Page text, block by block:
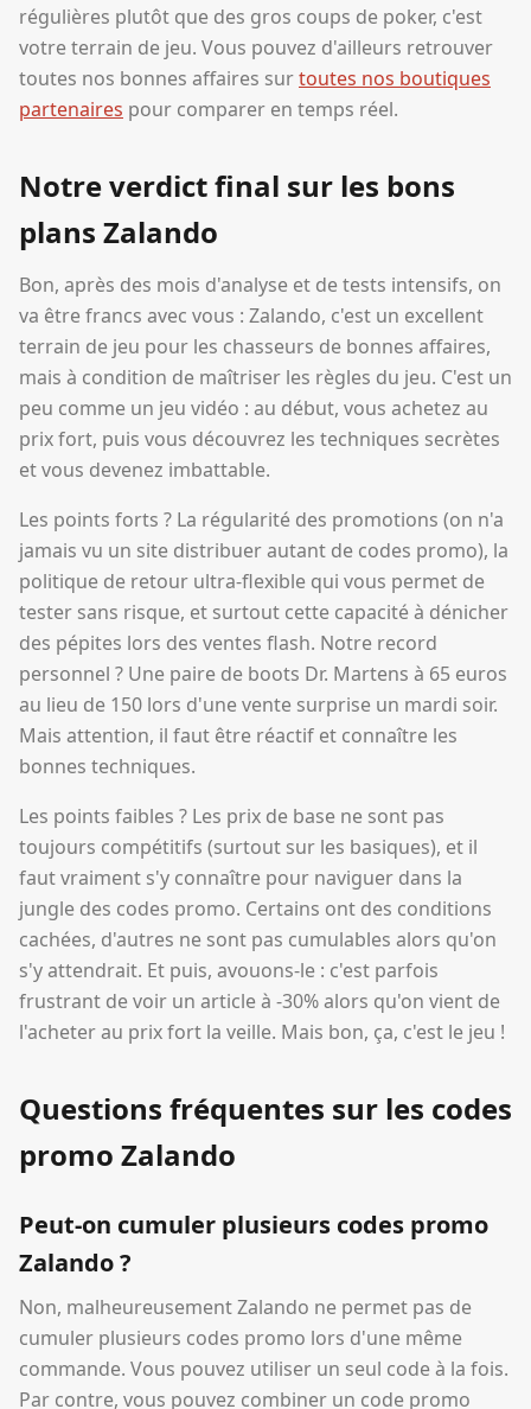
régulières plutôt que des gros coups de poker, c'est
votre terrain de jeu. Vous pouvez d'ailleurs retrouver
toutes nos bonnes affaires surtoutes nos boutiques
partenaires pour comparer en temps réel.
Notre verdict final sur les bons
plans Zalando
Bon, après des mois d'analyse et de tests intensifs, on
va être francs avec vous : Zalando, c'est un excellent
terrain de jeu pour les chasseurs de bonnes affaires,
mais à condition de maîtriser les règles du jeu. C'est un
peu comme un jeu vidéo : au début, vous achetez au
prix fort, puis vous découvrez les techniques secrètes
et vous devenez imbattable.
Les points forts ? La régularité des promotions (on n'a
jamais vu un site distribuer autant de codes promo), la
politique de retour ultra-flexible qui vous permet de
tester sans risque, et surtout cette capacité à dénicher
des pépites lors des ventes flash. Notre record
personnel ? Une paire de boots Dr. Martens à 65 euros
au lieu de 150 lors d'une vente surprise un mardi soir.
Mais attention, il faut être réactif et connaître les
bonnes techniques.
Les points faibles ? Les prix de base ne sont pas
toujours compétitifs (surtout sur les basiques), et il
faut vraiment s'y connaître pour naviguer dans la
jungle des codes promo. Certains ont des conditions
cachées, d'autres ne sont pas cumulables alors qu'on
s'y attendrait. Et puis, avouons-le : c'est parfois
frustrant de voir un article à -30% alors qu'on vient de
l'acheter au prix fort la veille. Mais bon, ça, c'est le jeu !
Questions fréquentes sur les codes
promo Zalando
Peut-on cumuler plusieurs codes promo
Zalando ?
Non, malheureusement Zalando ne permet pas de
cumuler plusieurs codes promo lors d'une même
commande. Vous pouvez utiliser un seul code à la fois.
Par contre, vous pouvez combiner un code promo